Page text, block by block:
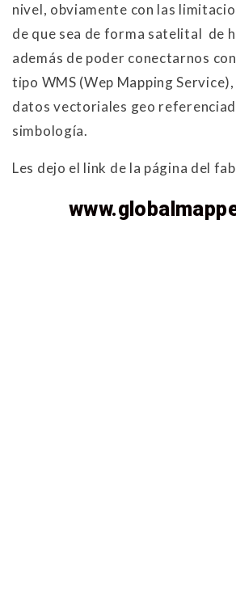
nivel, obviamente con las
de que sea de forma satelital de
además de poder conectarnos
tipo WMS (Wep Mapping
datos vectoriales geo
simbología.
Les dejo el link de la página del